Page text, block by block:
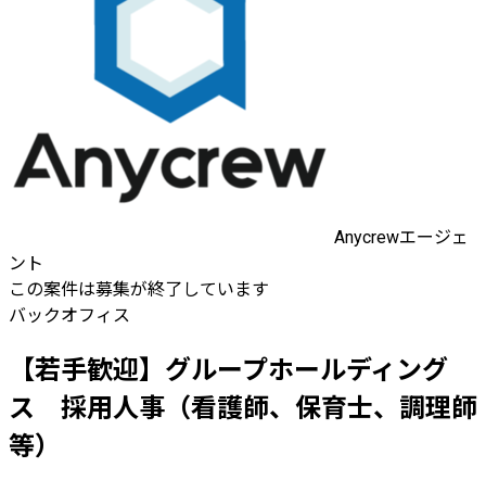
Anycrewエージェ
ント
この案件は募集が終了しています
バックオフィス
【若手歓迎】グループホールディング
ス 採用人事（看護師、保育士、調理師
等）